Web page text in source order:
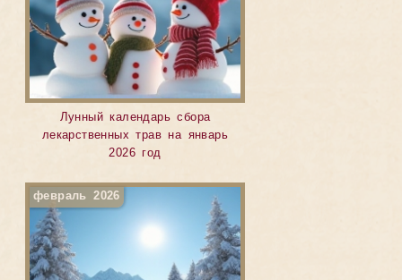
Лунный календарь сбора
лекарственных трав на январь
2026 год
февраль 2026